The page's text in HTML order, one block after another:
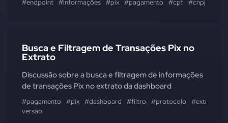
#endpoint #informações #pix #pagamento #cpf #cnpj
Busca e Filtragem de Transações Pix no
Extrato
Discussão sobre a busca e filtragem de informações
de transações Pix no extrato da dashboard
#pagamento #pix #dashboard #filtro #protocolo #extrato
versão